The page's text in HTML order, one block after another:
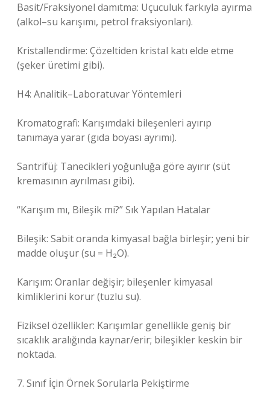
Basit/Fraksiyonel damıtma: Uçuculuk farkıyla ayırma
(alkol–su karışımı, petrol fraksiyonları).
Kristallendirme: Çözeltiden kristal katı elde etme
(şeker üretimi gibi).
H4: Analitik–Laboratuvar Yöntemleri
Kromatografi: Karışımdaki bileşenleri ayırıp
tanımaya yarar (gıda boyası ayrımı).
Santrifüj: Tanecikleri yoğunluğa göre ayırır (süt
kremasının ayrılması gibi).
“Karışım mı, Bileşik mi?” Sık Yapılan Hatalar
Bileşik: Sabit oranda kimyasal bağla birleşir; yeni bir
madde oluşur (su = H₂O).
Karışım: Oranlar değişir; bileşenler kimyasal
kimliklerini korur (tuzlu su).
Fiziksel özellikler: Karışımlar genellikle geniş bir
sıcaklık aralığında kaynar/erir; bileşikler keskin bir
noktada.
7. Sınıf İçin Örnek Sorularla Pekiştirme